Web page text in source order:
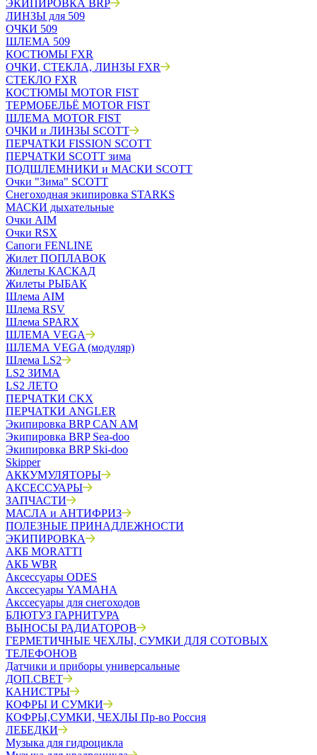
ЭКИПИРОВКА BRP
ЛИНЗЫ для 509
ОЧКИ 509
ШЛЕМА 509
КОСТЮМЫ FXR
ОЧКИ, СТЕКЛА, ЛИНЗЫ FXR
СТЕКЛО FXR
КОСТЮМЫ MOTOR FIST
ТЕРМОБЕЛЬЁ MOTOR FIST
ШЛЕМА MOTOR FIST
ОЧКИ и ЛИНЗЫ SCOTT
ПЕРЧАТКИ FISSION SCOTT
ПЕРЧАТКИ SCOTT зима
ПОДШЛЕМНИКИ и МАСКИ SCOTT
Очки "Зима" SCOTT
Снегоходная экипировка STARKS
МАСКИ дыхательные
Очки AIM
Очки RSX
Сапоги FENLINE
Жилет ПОПЛАВОК
Жилеты КАСКАД
Жилеты РЫБАК
Шлема AIM
Шлема RSV
Шлема SPARX
ШЛЕМА VEGA
ШЛЕМА VEGA (модуляр)
Шлема LS2
LS2 ЗИМА
LS2 ЛЕТО
ПЕРЧАТКИ CKX
ПЕРЧАТКИ ANGLER
Экипировка BRP CAN AM
Экипировка BRP Sea-doo
Экипировка BRP Ski-doo
Skipper
АККУМУЛЯТОРЫ
АКСЕССУАРЫ
ЗАПЧАСТИ
МАСЛА и АНТИФРИЗ
ПОЛЕЗНЫЕ ПРИНАДЛЕЖНОСТИ
ЭКИПИРОВКА
АКБ MORATTI
АКБ WBR
Аксессуары ODES
Акссесуары YAMAHA
Акссесуары для снегоходов
БЛЮТУЗ ГАРНИТУРА
ВЫНОСЫ РАДИАТОРОВ
ГЕРМЕТИЧНЫЕ ЧЕХЛЫ, СУМКИ ДЛЯ СОТОВЫХ
ТЕЛЕФОНОВ
Датчики и приборы универсальные
ДОП.СВЕТ
КАНИСТРЫ
КОФРЫ И СУМКИ
КОФРЫ,СУМКИ, ЧЕХЛЫ Пр-во Россия
ЛЕБЕДКИ
Музыка для гидроцикла